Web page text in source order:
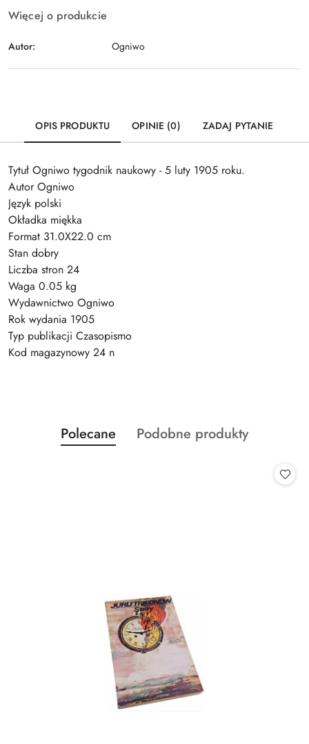
Więcej o produkcie
Autor: Ogniwo
OPIS PRODUKTU OPINIE (0) ZADAJ PYTANIE
Tytuł Ogniwo tygodnik naukowy - 5 luty 1905 roku.
Autor Ogniwo
Język polski
Okładka miękka
Format 31.0X22.0 cm
Stan dobry
Liczba stron 24
Waga 0.05 kg
Wydawnictwo Ogniwo
Rok wydania 1905
Typ publikacji Czasopismo
Kod magazynowy 24 n
Pomiń karuzelę produktów
Produkty
o
Polecane
Produkty
Podobne produkty